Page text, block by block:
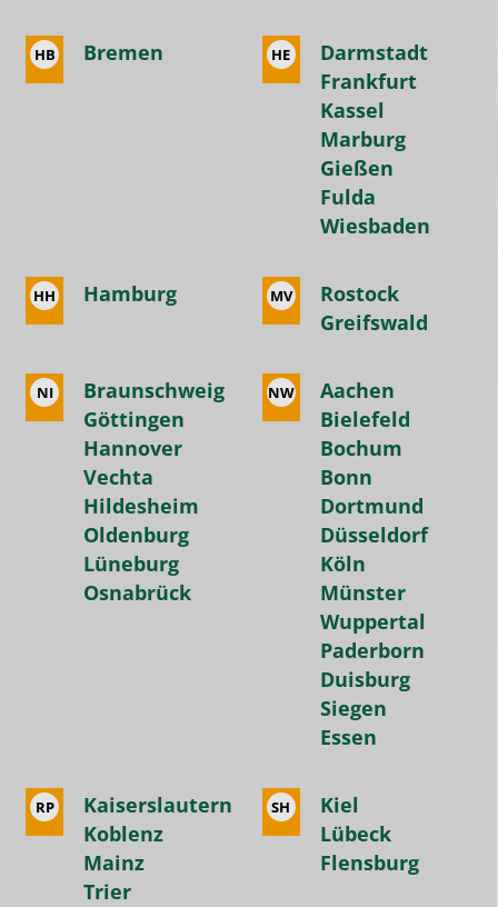
HB Bremen HE
Darmstadt
Frankfurt
Kassel
Marburg
Gießen
Fulda
Wiesbaden
HH Hamburg MV
Rostock
Greifswald
NI
Braunschweig
Göttingen
Hannover
Vechta
Hildesheim
Oldenburg
Lüneburg
Osnabrück
NW
Aachen
Bielefeld
Bochum
Bonn
Dortmund
Düsseldorf
Köln
Münster
Wuppertal
Paderborn
Duisburg
Siegen
Essen
RP
Kaiserslautern
Koblenz
Mainz
Trier
SH
Kiel
Lübeck
Flensburg